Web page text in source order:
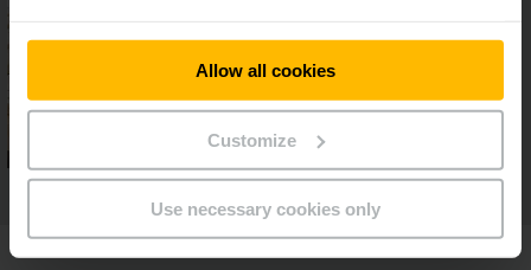
Allow all cookies
Customize
Use necessary cookies only